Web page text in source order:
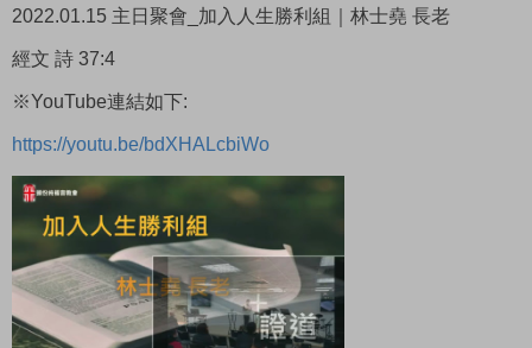
2022.01.15 主日聚會_加入人生勝利組｜林士堯 長老
經文 詩 37:4
※YouTube連結如下:
https://youtu.be/bdXHALcbiWo